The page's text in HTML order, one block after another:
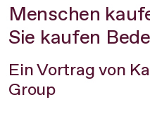
Menschen
​Sie kaufen
Ein Vortrag von
Group